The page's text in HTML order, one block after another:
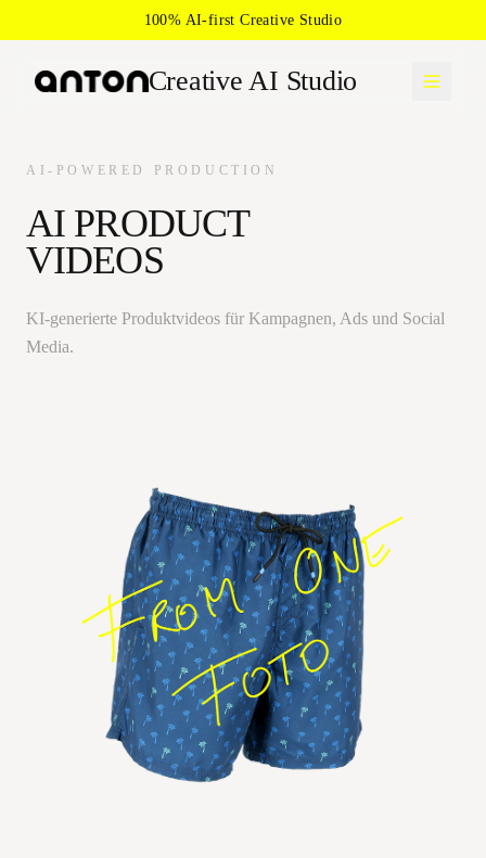
100% AI-first Creative Studio
Creative AI Studio
AI-POWERED PRODUCTION
AI PRODUCT
VIDEOS
KI-generierte Produktvideos für Kampagnen, Ads und Social
Media.